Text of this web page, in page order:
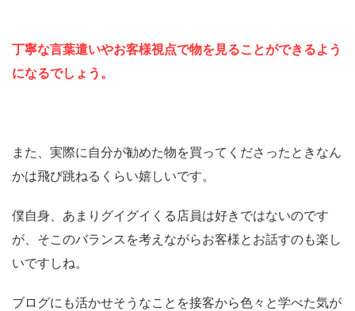
丁寧な言葉遣いやお客様視点で物を見ることができるよう
になるでしょう。
また、実際に自分が勧めた物を買ってくださったときなん
かは飛び跳ねるくらい嬉しいです。
僕自身、あまりグイグイくる店員は好きではないのです
が、そこのバランスを考えながらお客様とお話すのも楽し
いですしね。
ブログにも活かせそうなことを接客から色々と学べた気が